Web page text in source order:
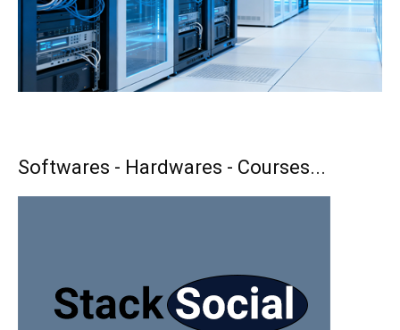
Softwares - Hardwares - Courses...